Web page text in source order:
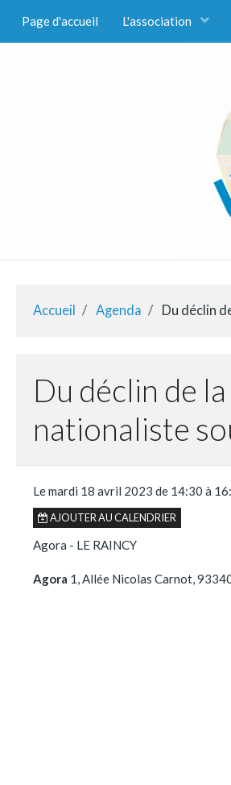
Page d'accueil L'association
Accueil Agenda Du déclin
Du déclin de
nationaliste
Le mardi 18 avril 2023 de 14:30 à
AJOUTER AU CALENDRIER
Agora - LE RAINCY
Agora 1, Allée Nicolas Carnot,